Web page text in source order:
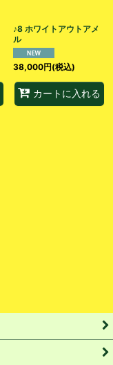
♪8 ホワイトアウトアメ
ル
38,000円(税込)
カートに入れる